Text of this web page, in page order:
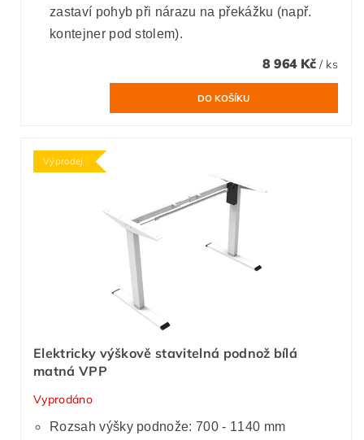
zastaví pohyb při nárazu na překážku (např.
kontejner pod stolem).
8 964 Kč / ks
Výprodej
Elektricky výškově stavitelná podnož bílá
matná VPP
Vyprodáno
Rozsah výšky podnože: 700 - 1140 mm